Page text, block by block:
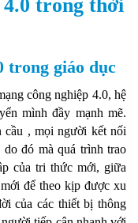
4.0 trong thời
trong giáo dục
công nghiệp 4.0, hệ
mình đầy mạnh mẽ.
cầu , mọi người kết nối
đó mà quá trình trao
của tri thức mới, giữa
để theo kịp được xu
của các thiết bị thông